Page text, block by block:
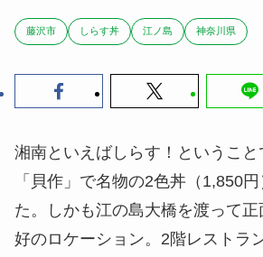
藤沢市 しらす丼 江ノ島 神奈川県
湘南といえばしらす！というこ
「貝作」で名物の2色丼（1,850
た。しかも江の島大橋を渡って
好のロケーション。2階レストラ